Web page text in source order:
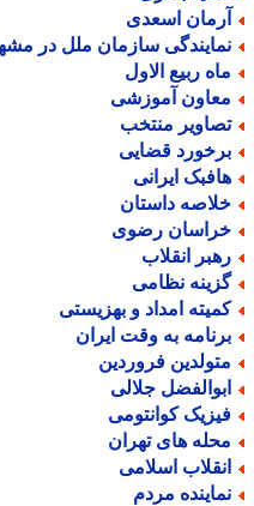
اسعدی
سازمان ملل در مشهد
ربیع الاول
آموزشی
منتخب
قضایی
ایرانی
داستان
رضوی
انقلاب
نظامی
امداد و بهزیستی
به وقت ایران
فروردین
جلالی
کوانتومی
های تهران
اسلامی
مردم